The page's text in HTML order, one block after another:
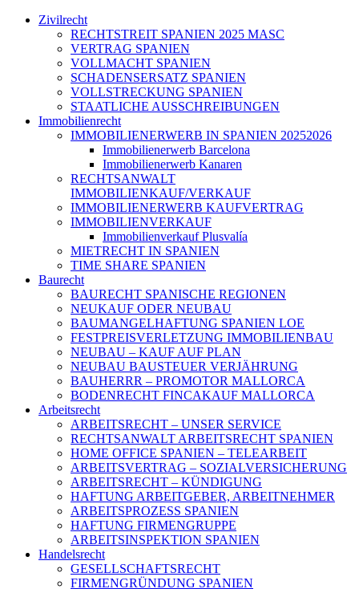
Zivilrecht
RECHTSTREIT SPANIEN 2025 MASC
VERTRAG SPANIEN
VOLLMACHT SPANIEN
SCHADENSERSATZ SPANIEN
VOLLSTRECKUNG SPANIEN
STAATLICHE AUSSCHREIBUNGEN
Immobilienrecht
IMMOBILIENERWERB IN SPANIEN 20252026
Immobilienerwerb Barcelona
Immobilienerwerb Kanaren
RECHTSANWALT
IMMOBILIENKAUF/VERKAUF
IMMOBILIENERWERB KAUFVERTRAG
IMMOBILIENVERKAUF
Immobilienverkauf Plusvalía
MIETRECHT IN SPANIEN
TIME SHARE SPANIEN
Baurecht
BAURECHT SPANISCHE REGIONEN
NEUKAUF ODER NEUBAU
BAUMANGELHAFTUNG SPANIEN LOE
FESTPREISVERLETZUNG IMMOBILIENBAU
NEUBAU – KAUF AUF PLAN
NEUBAU BAUSTEUER VERJÄHRUNG
BAUHERRR – PROMOTOR MALLORCA
BODENRECHT FINCAKAUF MALLORCA
Arbeitsrecht
ARBEITSRECHT – UNSER SERVICE
RECHTSANWALT ARBEITSRECHT SPANIEN
HOME OFFICE SPANIEN – TELEARBEIT
ARBEITSVERTRAG – SOZIALVERSICHERUNG
ARBEITSRECHT – KÜNDIGUNG
HAFTUNG ARBEITGEBER, ARBEITNEHMER
ARBEITSPROZESS SPANIEN
HAFTUNG FIRMENGRUPPE
ARBEITSINSPEKTION SPANIEN
Handelsrecht
GESELLSCHAFTSRECHT
FIRMENGRÜNDUNG SPANIEN